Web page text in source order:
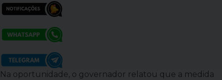
Na oportunidade, o governador relatou que a medida